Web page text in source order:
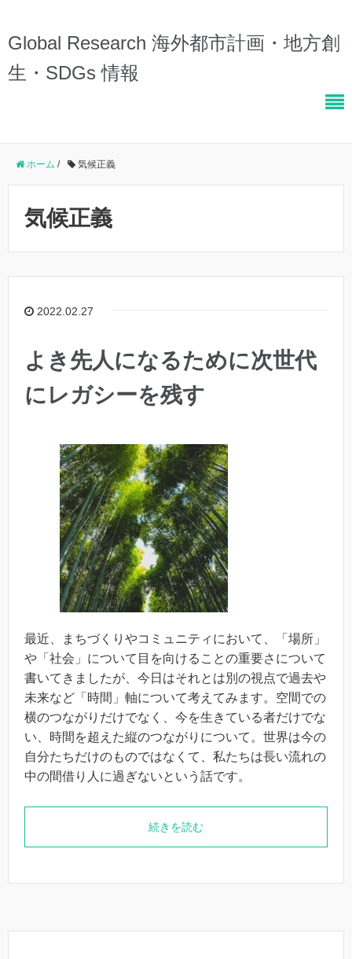
Global Research 海外都市計画・地方創
生・SDGs 情報
ホーム / 気候正義
気候正義
2022.02.27
よき先人になるために次世代
にレガシーを残す
最近、まちづくりやコミュニティにおいて、「場所」
や「社会」について目を向けることの重要さについて
書いてきましたが、今日はそれとは別の視点で過去や
未来など「時間」軸について考えてみます。空間での
横のつながりだけでなく、今を生きている者だけでな
い、時間を超えた縦のつながりについて。世界は今の
自分たちだけのものではなくて、私たちは長い流れの
中の間借り人に過ぎないという話です。
続きを読む